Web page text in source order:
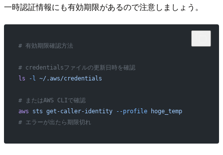
一時認証情報にも有効期限があるので注意しましょう。
# 有効期限確認方法
# credentialsファイルの更新日時を確認
ls -l ~/.aws/credentials
# またはAWS CLIで確認
aws sts get-caller-identity --profile hoge_temp
# エラーが出たら期限切れ